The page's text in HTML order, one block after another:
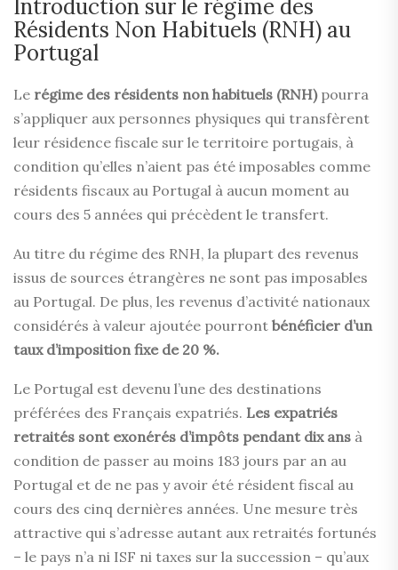
Introduction sur le régime des
Résidents Non Habituels (RNH) au
Portugal
Le régime des résidents non habituels (RNH)pourra
s’appliquer aux personnes physiques qui transfèrent
leur résidence fiscale sur le territoire portugais, à
condition qu’elles n’aient pas été imposables comme
résidents fiscaux au Portugal à aucun moment au
cours des 5 années qui précèdent le transfert.
Au titre du régime des RNH, la plupart des revenus
issus de sources étrangères ne sont pas imposables
au Portugal. De plus, les revenus d’activité nationaux
considérés à valeur ajoutée pourront bénéficier d’un
taux d’imposition fixe de 20 %.
Le Portugal est devenu l’une des destinations
préférées des Français expatriés. Les expatriés
retraités sont exonérés d’impôts pendant dix ans à
condition de passer au moins 183 jours par an au
Portugal et de ne pas y avoir été résident fiscal au
cours des cinq dernières années. Une mesure très
attractive qui s’adresse autant aux retraités fortunés
– le pays n’a ni ISF ni taxes sur la succession – qu’aux